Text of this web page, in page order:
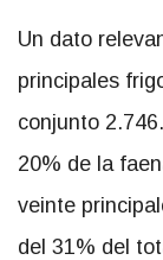
Un dato
principales
conjunto
20% de la
veinte
del 31% del